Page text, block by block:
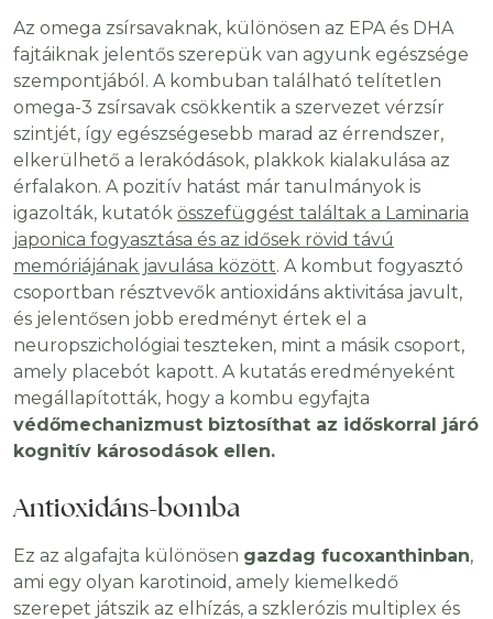
Az omega zsírsavaknak, különösen az EPA és DHA
fajtáiknak jelentős szerepük van agyunk egészsége
szempontjából. A kombuban található telítetlen
omega-3 zsírsavak csökkentik a szervezet vérzsír
szintjét, így egészségesebb marad az érrendszer,
elkerülhető a lerakódások, plakkok kialakulása az
érfalakon. A pozitív hatást már tanulmányok is
igazolták, kutatók összefüggést találtak a Laminaria
japonica fogyasztása és az idősek rövid távú
memóriájának javulása között. A kombut fogyasztó
csoportban résztvevők antioxidáns aktivitása javult,
és jelentősen jobb eredményt értek el a
neuropszichológiai teszteken, mint a másik csoport,
amely placebót kapott. A kutatás eredményeként
megállapították, hogy a kombu egyfajta
védőmechanizmust biztosíthat az időskorral járó
kognitív károsodások ellen.
Antioxidáns-bomba
Ez az algafajta különösen gazdag fucoxanthinban,
ami egy olyan karotinoid, amely kiemelkedő
szerepet játszik az elhízás, a szklerózis multiplex és